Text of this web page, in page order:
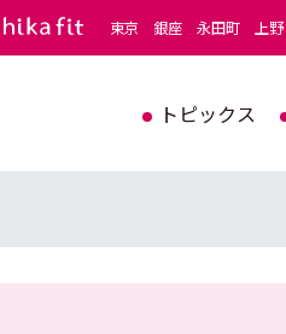
東京 銀座 永田町 上野
トピックス